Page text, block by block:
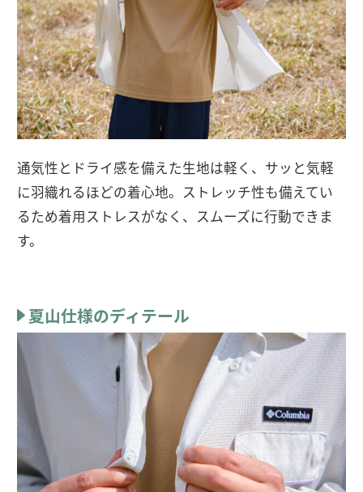
通気性とドライ感を備えた生地は軽く、サッと気軽
に羽織れるほどの着心地。ストレッチ性も備えてい
るため着用ストレスがなく、スムーズに行動できま
す。
夏山仕様のディテール